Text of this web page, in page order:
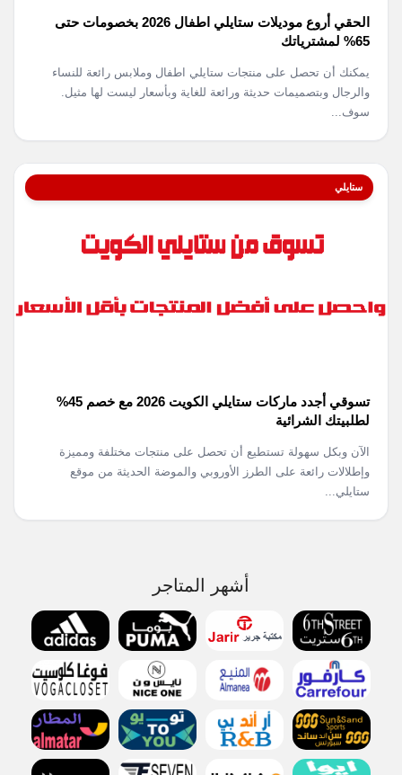
الحقي أروع موديلات ستايلي اطفال 2026 بخصومات حتى
65% لمشترياتك
يمكنك أن تحصل على منتجات ستايلي اطفال وملابس رائعة للنساء
والرجال وبتصميمات حديثة ورائعة للغاية وبأسعار ليست لها مثيل.
سوف...
ستايلي
تسوقي أجدد ماركات ستايلي الكويت 2026 مع خصم 45%
لطلبيتك الشرائية
الآن وبكل سهولة تستطيع أن تحصل على منتجات مختلفة ومميزة
وإطلالات رائعة على الطرز الأوروبي والموضة الحديثة من موقع
ستايلي...
أشهر المتاجر